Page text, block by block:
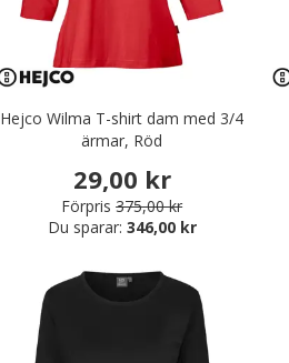
Hejco Wilma T-shirt dam med 3/4
ärmar, Röd
29,00 kr
Förpris 375,00 kr
Du sparar: 346,00 kr